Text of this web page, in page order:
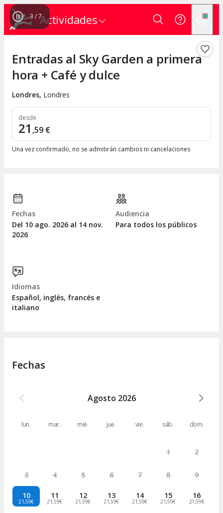
Actividades
3 /7
Entradas al Sky Garden a primera
hora + Café y dulce
Londres, Londres
desde
21 ,59 €
Una vez confirmado, no se admitirán cambios ni cancelaciones
Fechas
Del 10 ago. 2026 al 14 nov.
2026
Audiencia
Para todos los públicos
Idiomas
Español, inglés, francés e
italiano
Fechas
Agosto 2026
lun. mar. mié. jue. vie. sáb. dom.
1 2
3 4 5 6 7 8 9
10
21,59€
11
21,59€
12
21,59€
13
21,59€
14
21,59€
15
21,59€
16
21,59€